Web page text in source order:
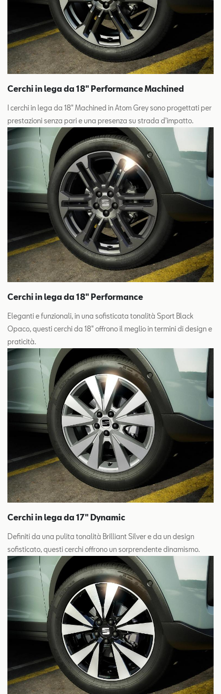
Cerchi in lega da 18" Performance Machined
I cerchi in lega da 18" Machined in Atom Grey sono progettati per
prestazioni senza pari e una presenza su strada d'impatto.
Cerchi in lega da 18" Performance
Eleganti e funzionali, in una sofisticata tonalità Sport Black
Opaco, questi cerchi da 18" offrono il meglio in termini di design e
praticità.
Cerchi in lega da 17" Dynamic
Definiti da una pulita tonalità Brilliant Silver e da un design
sofisticato, questi cerchi offrono un sorprendente dinamismo.